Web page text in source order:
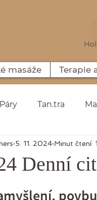
masáže Terapie
Páry Tan.tra
Denní citát
Denní
5. 11. 2024 Minut čtení: 1
hvězdiček.